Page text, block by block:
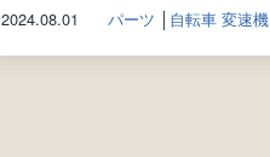
2024.08.01 パーツ 自転車 変速機